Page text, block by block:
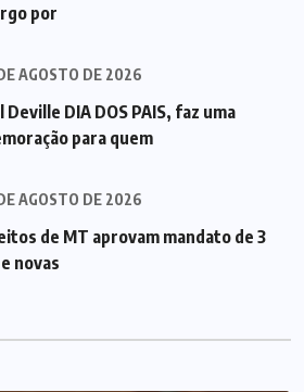
por
AGOSTO DE 2026
Deville DIA DOS PAIS, faz uma
para quem
AGOSTO DE 2026
de MT aprovam mandato de 3
novas